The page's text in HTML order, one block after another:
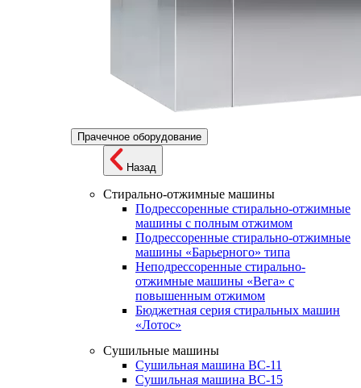
Прачечное оборудование
Назад
Стирально-отжимные машины
Подрессоренные стирально-отжимные
машины с полным отжимом
Подрессоренные стирально-отжимные
машины «Барьерного» типа
Неподрессоренные стирально-
отжимные машины «Вега» с
повышенным отжимом
Бюджетная серия стиральных машин
«Лотос»
Сушильные машины
Сушильная машина ВС-11
Сушильная машина ВС-15